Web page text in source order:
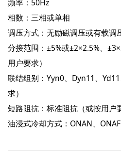
频率：50Hz
相数：三相或单相
调压方式：无励磁调压或有载调
分接范围：±5%或±2×2.5%、
用户要求）
联结组别：Yyn0、Dyn11、
求）
短路阻抗：标准阻抗（或按用户
油浸式冷却方式：ONAN、ONAF